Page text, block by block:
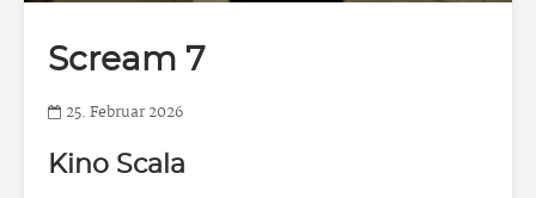
Scream 7
25. Februar 2026
Kino Scala